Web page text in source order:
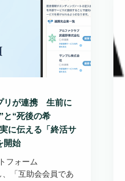
リが連携 生前に
と“死後の希
に伝える「終活サ
開始
フォーム
、「互助会会員であ